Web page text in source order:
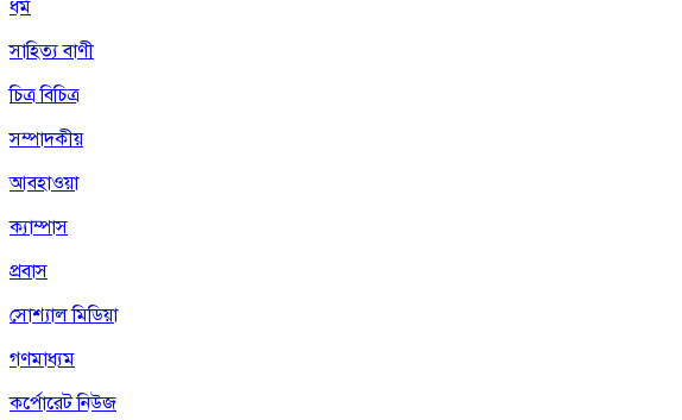
ধর্ম
সাহিত্য বাণী
চিত্র বিচিত্র
সম্পাদকীয়
আবহাওয়া
ক্যাম্পাস
প্রবাস
সোশ্যাল মিডিয়া
গণমাধ্যম
কর্পোরেট নিউজ